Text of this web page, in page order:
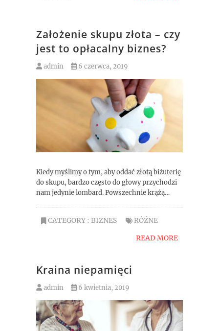
Założenie skupu złota – czy
jest to opłacalny biznes?
admin 6 czerwca, 2019
Kiedy myślimy o tym, aby oddać złotą biżuterię
do skupu, bardzo często do głowy przychodzi
nam jedynie lombard. Powszechnie krążą…
CATEGORY : BIZNES
RÓŻNE
READ MORE
Kraina niepamięci
admin 6 kwietnia, 2019